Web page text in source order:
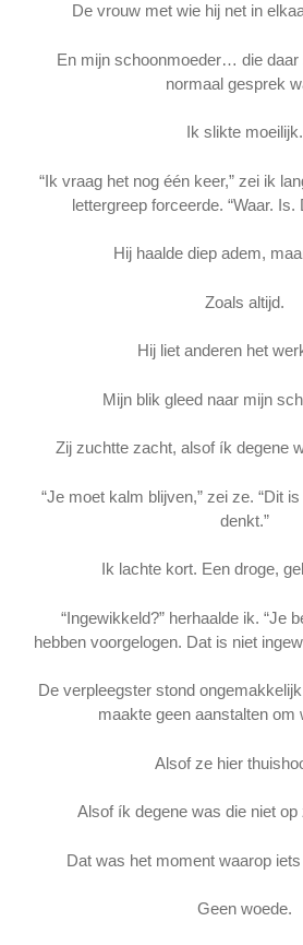
De vrouw met wie hij net in
En mijn schoonmoeder… die daar
normaal gesprek
Ik slikte moeilijk.
“Ik vraag het nog één keer,” zei ik
lettergreep forceerde. “Waar. Is.
Hij haalde diep adem,
Zoals altijd.
Hij liet anderen het
Mijn blik gleed naar mijn
Zij zuchtte zacht, alsof ík degene
“Je moet kalm blijven,” zei ze. “Dit
denkt.”
Ik lachte kort. Een droge,
“Ingewikkeld?” herhaalde ik. “Je
hebben voorgelogen. Dat is niet
De verpleegster stond
maakte geen aanstalten om
Alsof ze hier
Alsof ík degene was die niet op
Dat was het moment waarop
Geen woede.